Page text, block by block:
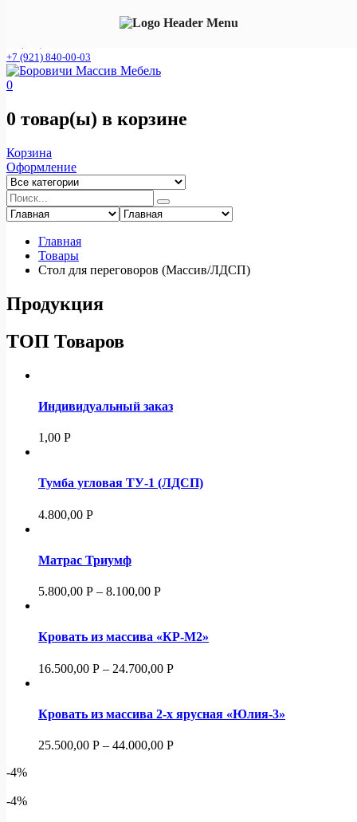
Фирменный интернет- магазин мебельной фабрики "Смена
+7 (921) 840-00-03
0
0 товар(ы) в корзине
Корзина
Оформление
Главная
Товары
Стол для переговоров (Массив/ЛДСП)
Продукция
ТОП Товаров
Индивидуальный заказ
1,00 Р
Тумба угловая ТУ-1 (ЛДСП)
4.800,00 Р
Матрас Триумф
5.800,00 Р – 8.100,00 Р
Кровать из массива «КР-М2»
16.500,00 Р – 24.700,00 Р
Кровать из массива 2-х ярусная «Юлия-3»
25.500,00 Р – 44.000,00 Р
-4%
-4%